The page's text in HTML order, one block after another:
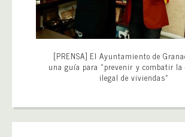
[PRENSA] El Ayuntamiento de
una guía para «prevenir y combatir la
ilegal de viviendas»